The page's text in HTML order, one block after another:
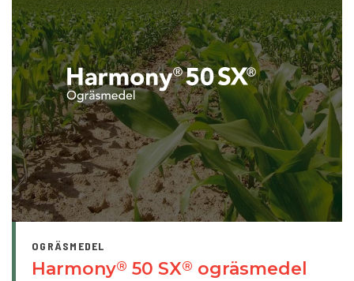
OGRÄSMEDEL
Harmony® 50 SX® ogräsmedel